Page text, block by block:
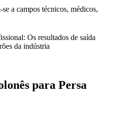
a campos técnicos, médicos,
Os resultados de saída
da indústria
para Persa